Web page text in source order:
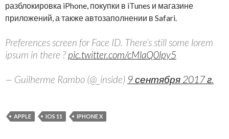
разблокировка iPhone, покупки в iTunes и магазине
приложений, а также автозаполнении в Safari.
Preferences screen for Face ID. There’s still some lorem
ipsum in there ? pic.twitter.com/cMlaQ0lpy5
— Guilherme Rambo (@_inside) 9 сентября 2017 г.
APPLE IOS 11 IPHONE X